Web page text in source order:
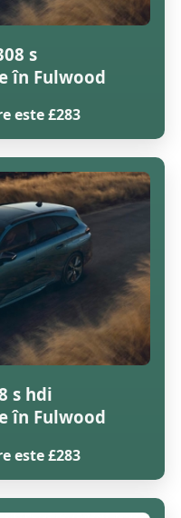
s
în Fulwood
este £283
s hdi
în Fulwood
este £283